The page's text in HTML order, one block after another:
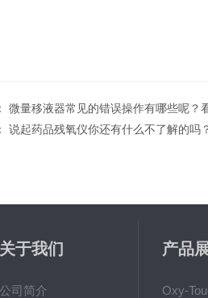
微量移液器常见的错误操作有哪些呢？
说起药品残氧仪你还有什么不了解的吗
关于我们
公司简介
产品